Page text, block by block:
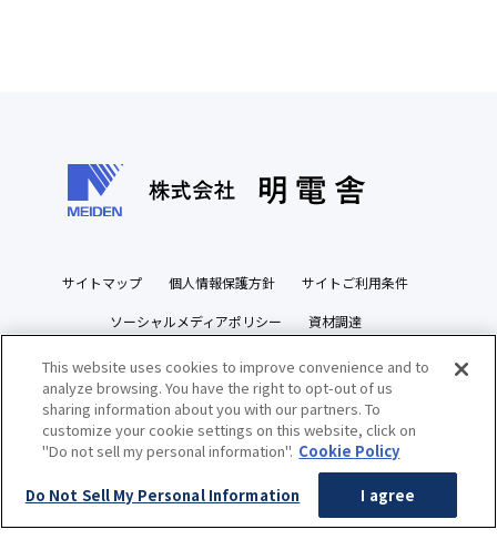
サイトマップ 個人情報保護方針 サイトご利用条件
ソーシャルメディアポリシー 資材調達
ビジネスパートナーズサイト
This website uses cookies to improve convenience and to
analyze browsing. You have the right to opt-out of us
sharing information about you with our partners. To
customize your cookie settings on this website, click on
"Do not sell my personal information". Cookie Policy
Do Not Sell My Personal Information I agree